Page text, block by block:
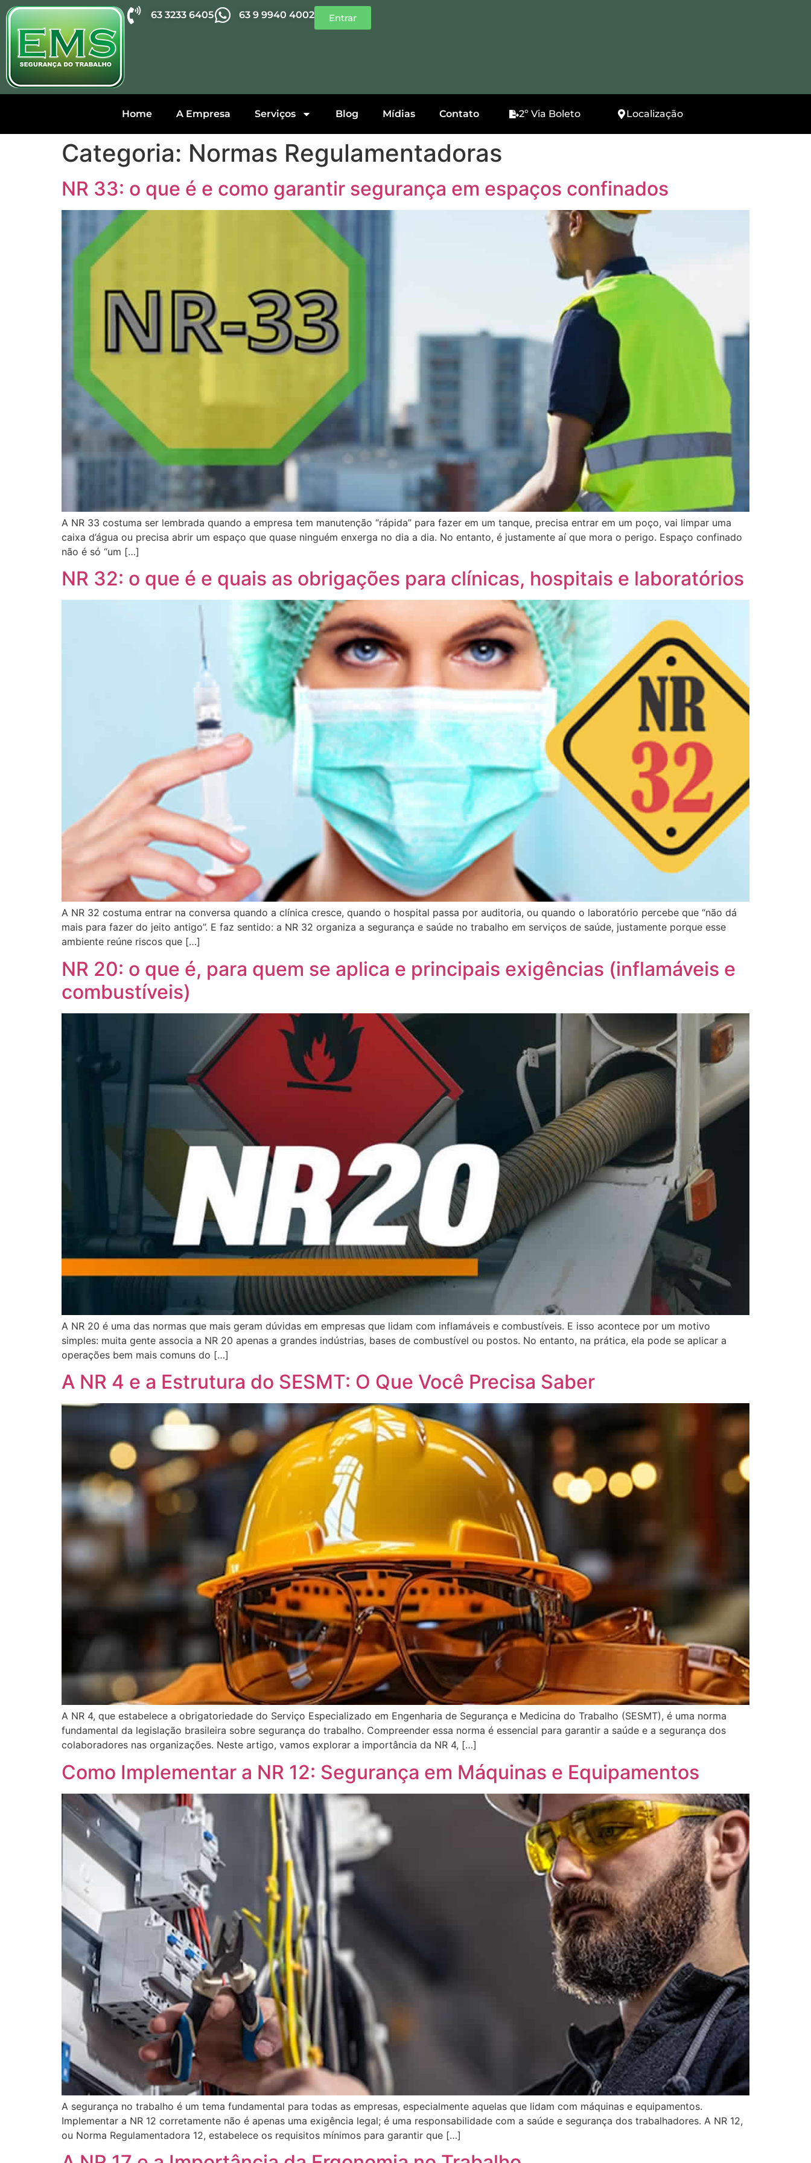
63 3233 6405 63 9 9940 4002 Entrar
Home A Empresa Serviços Blog Mídias Contato 2º Via Boleto Localização
Categoria: Normas Regulamentadoras
NR 33: o que é e como garantir segurança em espaços confinados
A NR 33 costuma ser lembrada quando a empresa tem manutenção “rápida” para fazer em um tanque, precisa entrar em um poço, vai limpar uma
caixa d’água ou precisa abrir um espaço que quase ninguém enxerga no dia a dia. No entanto, é justamente aí que mora o perigo. Espaço confinado
não é só “um […]
NR 32: o que é e quais as obrigações para clínicas, hospitais e laboratórios
A NR 32 costuma entrar na conversa quando a clínica cresce, quando o hospital passa por auditoria, ou quando o laboratório percebe que “não dá
mais para fazer do jeito antigo”. E faz sentido: a NR 32 organiza a segurança e saúde no trabalho em serviços de saúde, justamente porque esse
ambiente reúne riscos que […]
NR 20: o que é, para quem se aplica e principais exigências (inflamáveis e
combustíveis)
A NR 20 é uma das normas que mais geram dúvidas em empresas que lidam com inflamáveis e combustíveis. E isso acontece por um motivo
simples: muita gente associa a NR 20 apenas a grandes indústrias, bases de combustível ou postos. No entanto, na prática, ela pode se aplicar a
operações bem mais comuns do […]
A NR 4 e a Estrutura do SESMT: O Que Você Precisa Saber
A NR 4, que estabelece a obrigatoriedade do Serviço Especializado em Engenharia de Segurança e Medicina do Trabalho (SESMT), é uma norma
fundamental da legislação brasileira sobre segurança do trabalho. Compreender essa norma é essencial para garantir a saúde e a segurança dos
colaboradores nas organizações. Neste artigo, vamos explorar a importância da NR 4, […]
Como Implementar a NR 12: Segurança em Máquinas e Equipamentos
A segurança no trabalho é um tema fundamental para todas as empresas, especialmente aquelas que lidam com máquinas e equipamentos.
Implementar a NR 12 corretamente não é apenas uma exigência legal; é uma responsabilidade com a saúde e segurança dos trabalhadores. A NR 12,
ou Norma Regulamentadora 12, estabelece os requisitos mínimos para garantir que […]